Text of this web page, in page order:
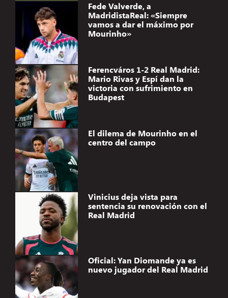
Fede Valverde, a
MadridistaReal: «Siempre
vamos a dar el máximo por
Mourinho»
Ferencváros 1-2 Real Madrid:
Mario Rivas y Espí dan la
victoria con sufrimiento en
Budapest
El dilema de Mourinho en el
centro del campo
Vinicius deja vista para
sentencia su renovación con el
Real Madrid
Oficial: Yan Diomande ya es
nuevo jugador del Real Madrid